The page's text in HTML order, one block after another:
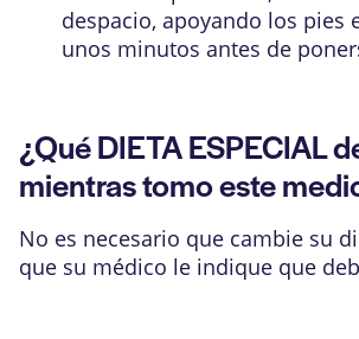
despacio, apoyando los pies
unos minutos antes de
¿Qué DIETA ESPECIAL
mientras tomo este
No es necesario que cambie su
que su médico le indique que